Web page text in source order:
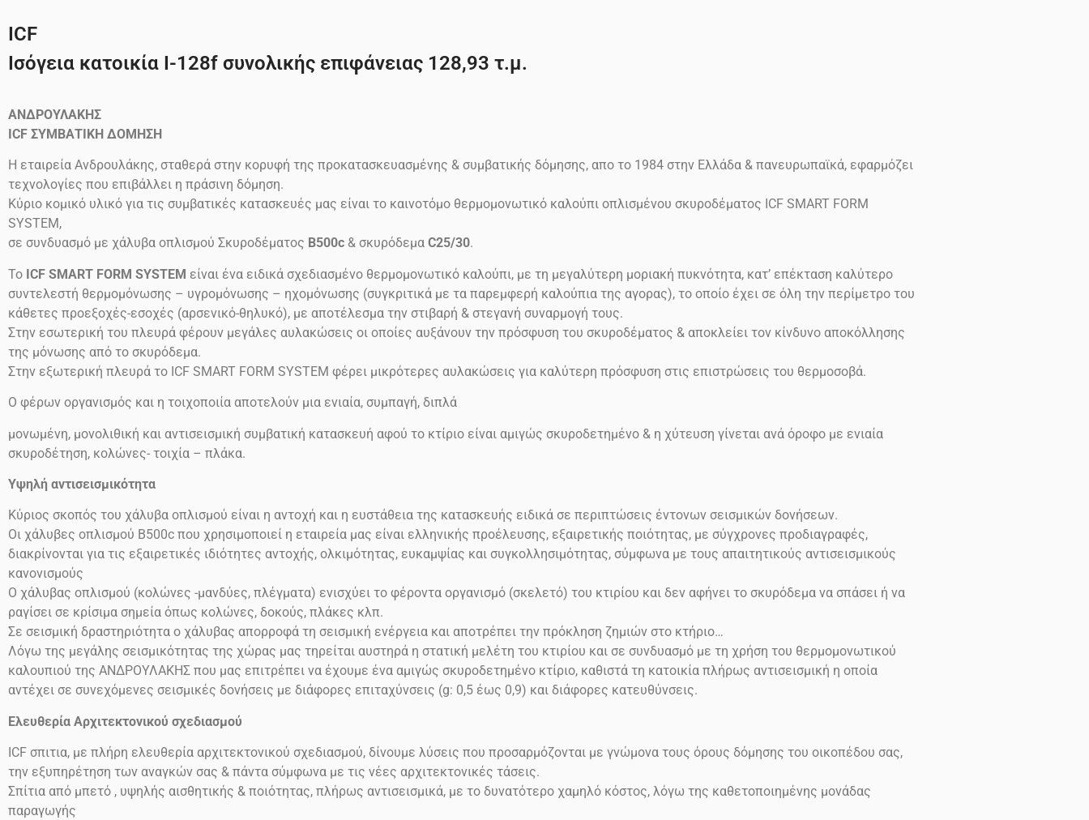
ICF
Ισόγεια κατοικία Ι-128f συνολικής επιφάνειας 128,93 τ.μ.
ΑΝΔΡΟΥΛΑΚΗΣ
ICF ΣΥΜΒΑΤΙΚΗ ΔΟΜΗΣΗ
Η εταιρεία Ανδρουλάκης, σταθερά στην κορυφή της προκατασκευασμένης & συμβατικής δόμησης, απο το 1984 στην Ελλάδα & πανευρωπαϊκά, εφαρμόζει
τεχνολογίες που επιβάλλει η πράσινη δόμηση.
Κύριο κομικό υλικό για τις συμβατικές κατασκευές μας είναι το καινοτόμο θερμομονωτικό καλούπι οπλισμένου σκυροδέματος ICF SMART FORM
SYSTEM,
σε συνδυασμό με χάλυβα οπλισμού Σκυροδέματος B500c & σκυρόδεμα C25/30.
Το ICF SMART FORM SYSTEM είναι ένα ειδικά σχεδιασμένο θερμομονωτικό καλούπι, με τη μεγαλύτερη μοριακή πυκνότητα, κατ’ επέκταση καλύτερο
συντελεστή θερμομόνωσης – υγρομόνωσης – ηχομόνωσης (συγκριτικά με τα παρεμφερή καλούπια της αγορας), το οποίο έχει σε όλη την περίμετρο του
κάθετες προεξοχές-εσοχές (αρσενικό-θηλυκό), με αποτέλεσμα την στιβαρή & στεγανή συναρμογή τους.
Στην εσωτερική του πλευρά φέρουν μεγάλες αυλακώσεις οι οποίες αυξάνουν την πρόσφυση του σκυροδέματος & αποκλείει τον κίνδυνο αποκόλλησης
της μόνωσης από το σκυρόδεμα.
Στην εξωτερική πλευρά το ICF SMART FORM SYSTEM φέρει μικρότερες αυλακώσεις για καλύτερη πρόσφυση στις επιστρώσεις του θερμοσοβά.
Ο φέρων οργανισμός και η τοιχοποιία αποτελούν μια ενιαία, συμπαγή, διπλά
μονωμένη, μονολιθική και αντισεισμική συμβατική κατασκευή αφού το κτίριο είναι αμιγώς σκυροδετημένο & η χύτευση γίνεται ανά όροφο με ενιαία
σκυροδέτηση, κολώνες- τοιχία – πλάκα.
Υψηλή αντισεισμικότητα
Κύριος σκοπός του χάλυβα οπλισμού είναι η αντοχή και η ευστάθεια της κατασκευής ειδικά σε περιπτώσεις έντονων σεισμικών δονήσεων.
Οι χάλυβες οπλισμού Β500c που χρησιμοποιεί η εταιρεία μας είναι ελληνικής προέλευσης, εξαιρετικής ποιότητας, με σύγχρονες προδιαγραφές,
διακρίνονται για τις εξαιρετικές ιδιότητες αντοχής, ολκιμότητας, ευκαμψίας και συγκολλησιμότητας, σύμφωνα με τους απαιτητικούς αντισεισμικούς
κανονισμούς
Ο χάλυβας οπλισμού (κολώνες -μανδύες, πλέγματα) ενισχύει το φέροντα οργανισμό (σκελετό) του κτιρίου και δεν αφήνει το σκυρόδεμα να σπάσει ή να
ραγίσει σε κρίσιμα σημεία όπως κολώνες, δοκούς, πλάκες κλπ.
Σε σεισμική δραστηριότητα ο χάλυβας απορροφά τη σεισμική ενέργεια και αποτρέπει την πρόκληση ζημιών στο κτήριο…
Λόγω της μεγάλης σεισμικότητας της χώρας μας τηρείται αυστηρά η στατική μελέτη του κτιρίου και σε συνδυασμό με τη χρήση του θερμομονωτικού
καλουπιού της ΑΝΔΡΟΥΛΑΚΗΣ που μας επιτρέπει να έχουμε ένα αμιγώς σκυροδετημένο κτίριο, καθιστά τη κατοικία πλήρως αντισεισμική η οποία
αντέχει σε συνεχόμενες σεισμικές δονήσεις με διάφορες επιταχύνσεις (g: 0,5 έως 0,9) και διάφορες κατευθύνσεις.
Ελευθερία Αρχιτεκτονικού σχεδιασμού
ICF σπιτια, με πλήρη ελευθερία αρχιτεκτονικού σχεδιασμού, δίνουμε λύσεις που προσαρμόζονται με γνώμονα τους όρους δόμησης του οικοπέδου σας,
την εξυπηρέτηση των αναγκών σας & πάντα σύμφωνα με τις νέες αρχιτεκτονικές τάσεις.
Σπίτια από μπετό , υψηλής αισθητικής & ποιότητας, πλήρως αντισεισμικά, με το δυνατότερο χαμηλό κόστος, λόγω της καθετοποιημένης μονάδας
παραγωγής